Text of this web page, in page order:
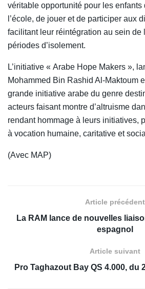
véritable opportunité pour les enfants
l’école, de jouer et de participer aux
facilitant leur réintégration au sein de
périodes d’isolement.
L’initiative « Arabe Hope Makers »,
Mohammed Bin Rashid Al-Maktoum
grande initiative arabe du genre
acteurs faisant montre d’altruisme
rendant hommage à leurs initiatives,
à vocation humaine, caritative et
(Avec MAP)
Article précédent
La RAM lance de nouvelles
espagnol
Article suivant
Pro Taghazout Bay QS 4.000, du